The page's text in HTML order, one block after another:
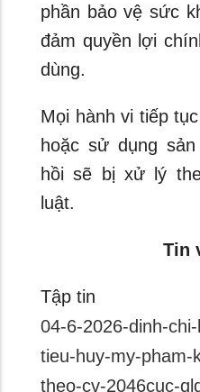
phần bảo vệ sức
đảm quyền lợi
dùng.
Mọi hành vi tiếp
hoặc sử dụng
hồi sẽ bị xử lý
luật.
Tin
Tập tin
04-6-2026-dinh-
tieu-huy-my-pham-
theo-cv-2046cuc-